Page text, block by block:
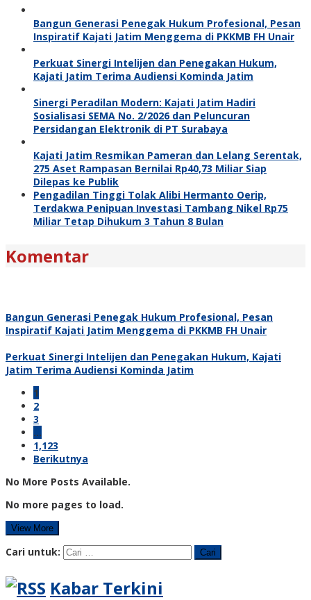
Bangun Generasi Penegak Hukum Profesional, Pesan
Inspiratif Kajati Jatim Menggema di PKKMB FH Unair
Perkuat Sinergi Intelijen dan Penegakan Hukum,
Kajati Jatim Terima Audiensi Kominda Jatim
Sinergi Peradilan Modern: Kajati Jatim Hadiri
Sosialisasi SEMA No. 2/2026 dan Peluncuran
Persidangan Elektronik di PT Surabaya
Kajati Jatim Resmikan Pameran dan Lelang Serentak,
275 Aset Rampasan Bernilai Rp40,73 Miliar Siap
Dilepas ke Publik
Pengadilan Tinggi Tolak Alibi Hermanto Oerip,
Terdakwa Penipuan Investasi Tambang Nikel Rp75
Miliar Tetap Dihukum 3 Tahun 8 Bulan
Komentar
Bangun Generasi Penegak Hukum Profesional, Pesan
Inspiratif Kajati Jatim Menggema di PKKMB FH Unair
Perkuat Sinergi Intelijen dan Penegakan Hukum, Kajati
Jatim Terima Audiensi Kominda Jatim
1
2
3
…
1,123
Berikutnya
No More Posts Available.
No more pages to load.
View More
Cari untuk:
Kabar Terkini